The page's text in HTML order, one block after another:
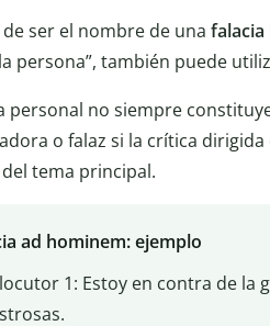
ser el nombre de una falacia
persona”, también puede
personal no siempre
o falaz si la crítica
tema principal.
ad hominem: ejemplo
1: Estoy en contra de la